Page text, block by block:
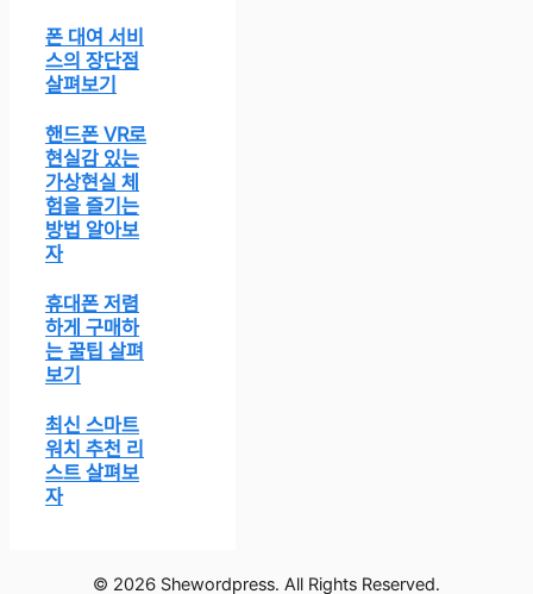
폰 대여 서비
스의 장단점
살펴보기
핸드폰 VR로
현실감 있는
가상현실 체
험을 즐기는
방법 알아보
자
휴대폰 저렴
하게 구매하
는 꿀팁 살펴
보기
최신 스마트
워치 추천 리
스트 살펴보
자
© 2026 Shewordpress. All Rights Reserved.